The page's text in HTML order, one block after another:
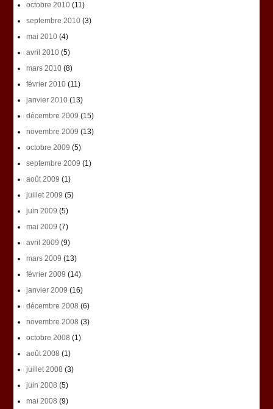
octobre 2010(11)
septembre 2010(3)
mai 2010(4)
avril 2010(5)
mars 2010(8)
février 2010(11)
janvier 2010(13)
décembre 2009 (15)
novembre 2009 (13)
octobre 2009 (5)
septembre 2009 (1)
août 2009 (1)
juillet 2009 (5)
juin 2009 (5)
mai 2009 (7)
avril 2009 (9)
mars 2009 (13)
février 2009 (14)
janvier 2009 (16)
décembre 2008 (6)
novembre 2008 (3)
octobre 2008 (1)
août 2008 (1)
juillet 2008 (3)
juin 2008 (5)
mai 2008 (9)